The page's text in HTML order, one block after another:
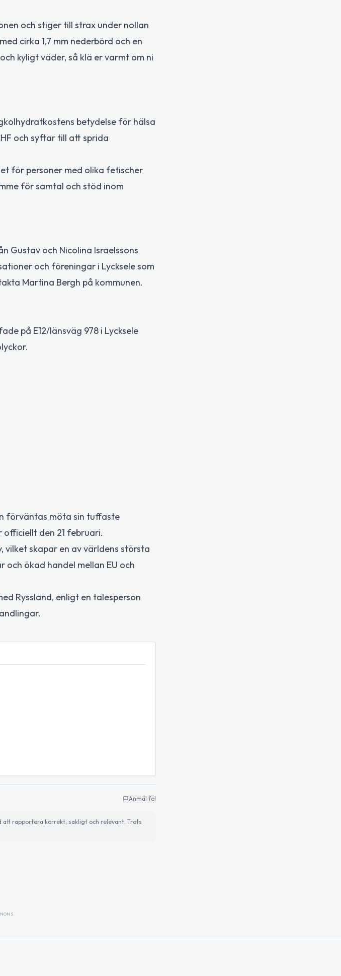
och stiger till strax under nollan
cirka 1,7 mm nederbörd och en
kyligt väder, så klä er varmt om ni
betydelse för hälsa
och syftar till att sprida
för personer med olika fetischer
för samtal och stöd inom
Gustav och Nicolina Israelssons
och föreningar i Lycksele som
Martina Bergh på kommunen.
på E12/länsväg 978 i Lycksele
förväntas möta sin tuffaste
den 21 februari.
skapar en av världens största
ökad handel mellan EU och
Ryssland, enligt en talesperson
Anmäl fel
rapportera korrekt, sakligt och relevant. Trots